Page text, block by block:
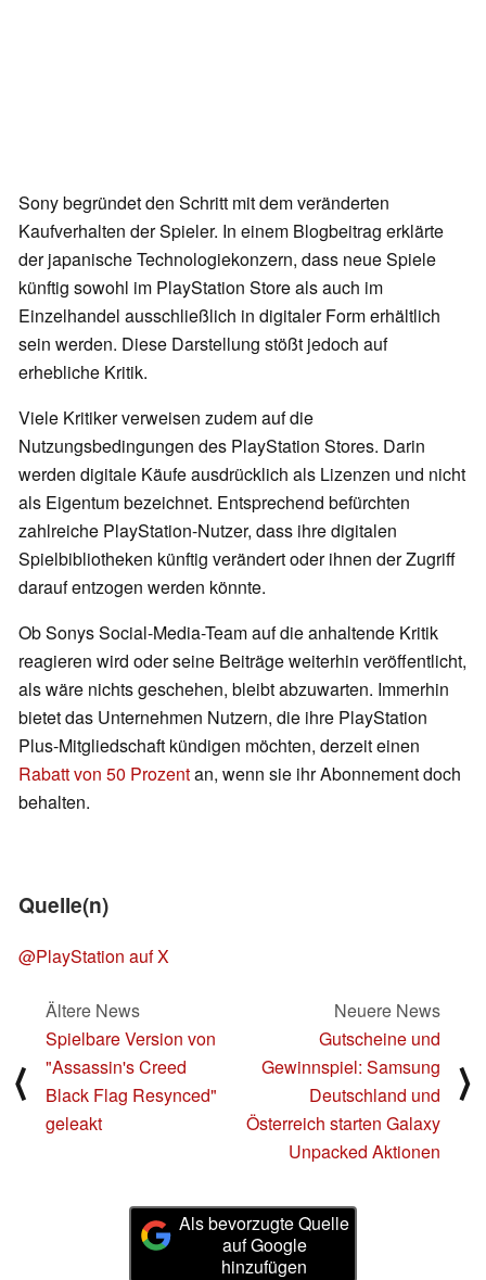
Sony begründet den Schritt mit dem veränderten
Kaufverhalten der Spieler. In einem Blogbeitrag erklärte
der japanische Technologiekonzern, dass neue Spiele
künftig sowohl im PlayStation Store als auch im
Einzelhandel ausschließlich in digitaler Form erhältlich
sein werden. Diese Darstellung stößt jedoch auf
erhebliche Kritik.
Viele Kritiker verweisen zudem auf die
Nutzungsbedingungen des PlayStation Stores. Darin
werden digitale Käufe ausdrücklich als Lizenzen und nicht
als Eigentum bezeichnet. Entsprechend befürchten
zahlreiche PlayStation-Nutzer, dass ihre digitalen
Spielbibliotheken künftig verändert oder ihnen der Zugriff
darauf entzogen werden könnte.
Ob Sonys Social-Media-Team auf die anhaltende Kritik
reagieren wird oder seine Beiträge weiterhin veröffentlicht,
als wäre nichts geschehen, bleibt abzuwarten. Immerhin
bietet das Unternehmen Nutzern, die ihre PlayStation
Plus-Mitgliedschaft kündigen möchten, derzeit einen
Rabatt von 50 Prozentan, wenn sie ihr Abonnement doch
behalten.
Quelle(n)
@PlayStation auf X
⟨
Ältere News
Spielbare Version von
"Assassin's Creed
Black Flag Resynced"
geleakt
Neuere News
Gutscheine und
Gewinnspiel: Samsung
Deutschland und
Österreich starten Galaxy
Unpacked Aktionen
⟩
Als bevorzugte Quelle
auf Google
hinzufügen